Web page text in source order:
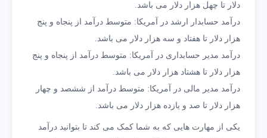
دلار تا چهل هزار دلار می باشد.
درآمد حسابدار ارشد در آمریکا: متوسط درآمد از پنجاه و پنج
هزار دلار تا هفتاد و سه هزار دلار می باشد.
درآمد مدیر حسابداری در آمریکا: متوسط درآمد از پنجاه و پنج
هزار دلار تا هشتاد هزار دلار می باشد.
درآمد مدیر مالی در آمریکا: متوسط درآمد از ششصد و چهار
هزار دلار تا صد و یازده هزار دلار می باشد.
یکی از مهارت هایی که به شما کمک می کند تا بتوانید درآمد